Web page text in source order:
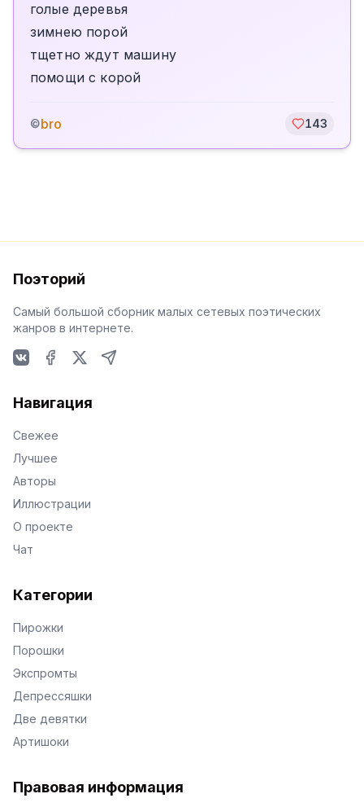
голые деревья
зимнею порой
тщетно ждут машину
помощи с корой
©bro 143
Поэторий
Самый большой сборник малых сетевых поэтических
жанров в интернете.
Навигация
Свежее
Лучшее
Авторы
Иллюстрации
О проекте
Чат
Категории
Пирожки
Порошки
Экспромты
Депрессяшки
Две девятки
Артишоки
Правовая информация